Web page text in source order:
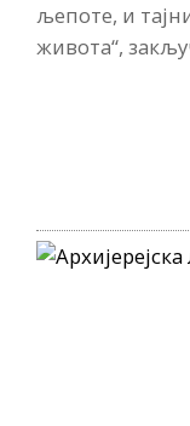
љепоте, и
живота“,